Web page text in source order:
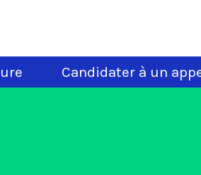
Candidater à un